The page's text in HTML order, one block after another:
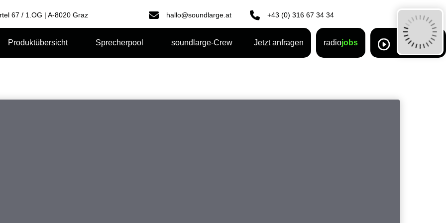
67 / 1.OG | A-8020 Graz hallo@soundlarge.at +43 (0) 316 67 34 34
Produktübersicht Sprecherpool soundlarge-Crew Jetzt anfragen radiojobs